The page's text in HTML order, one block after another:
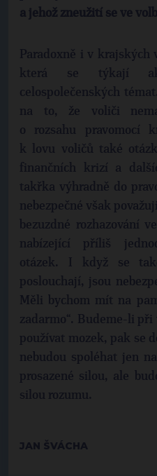
a jehož zneužití se ve
Paradoxně i v krajských
která se týkají
celospolečenských
na to, že voliči
o rozsahu pravomocí
k lovu voličů také
finančních krizí a
takřka výhradně do
nebezpečné však
bezuzdné rozhazování
nabízející příliš
otázek. I když se
poslouchají, jsou
Měli bychom mít na
zadarmo“. Budeme-li
používat mozek, pak se
nebudou spoléhat jen
prosazené silou, ale
silou rozumu.
JAN ŠVÁCHA